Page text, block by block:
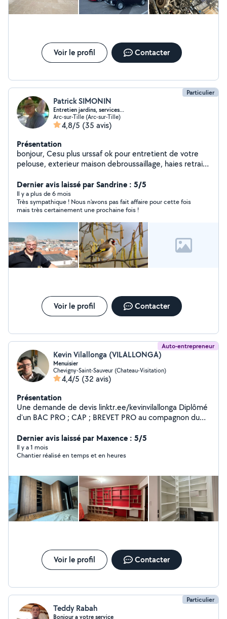
Voir le profil Contacter
Particulier
Patrick SIMONIN
Entretien jardins, services...
Arc-sur-Tille (Arc-sur-Tille)
4,8/5 (35 avis)
Présentation
bonjour, Cesu plus urssaf ok pour entretient de votre
pelouse, exterieur maison debroussaillage, haies retraité
jardin, de votre verger. Je possède tout le matériel
nécessaire, remorque pour évacuer les déchets verts.
vidange, petite mécanique, entretient veh
Dernier avis laissé par Sandrine : 5/5
Il y a plus de 6 mois
Très sympathique ! Nous n'avons pas fait affaire pour cette fois
mais très certainement une prochaine fois !
Voir le profil Contacter
Auto-entrepreneur
Kevin Vilallonga (VILALLONGA)
Menuisier
Chevigny-Saint-Sauveur (Chateau-Visitation)
4,4/5 (32 avis)
Présentation
Une demande de devis linktr.ee/kevinvilallonga Diplômé
d'un BAC PRO ; CAP ; BREVET PRO au compagnon du
PROFESSIONNEL et passionnée avant tous. Réalisation
de prestations de menuiserie : - Menuiserie int/ext -
Parquet quelconque - Agencement sur mesure - Pose
Dernier avis laissé par Maxence : 5/5
Il y a 1 mois
Chantier réalisé en temps et en heures
Voir le profil Contacter
Particulier
Teddy Rabah
Bonjour a votre service